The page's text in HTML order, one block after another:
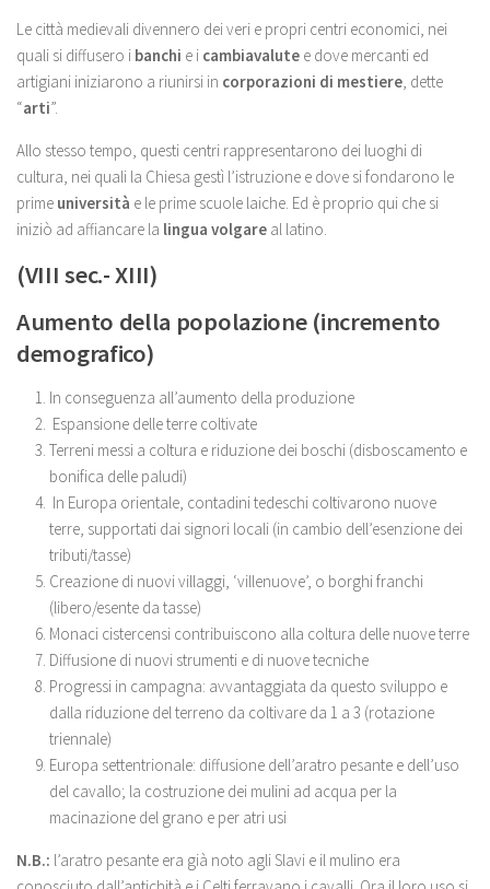
Le città medievali divennero dei veri e propri centri economici, nei
quali si diffusero i banchi e i cambiavalute e dove mercanti ed
artigiani iniziarono a riunirsi in corporazioni di mestiere , dette
“arti”.
Allo stesso tempo, questi centri rappresentarono dei luoghi di
cultura, nei quali la Chiesa gestì l’istruzione e dove si fondarono le
prime università e le prime scuole laiche. Ed è proprio qui che si
iniziò ad affiancare la lingua volgare al latino.
(VIII sec.- XIII)
Aumento della popolazione (incremento
demografico)
In conseguenza all’aumento della produzione
Espansione delle terre coltivate
Terreni messi a coltura e riduzione dei boschi (disboscamento e
bonifica delle paludi)
In Europa orientale, contadini tedeschi coltivarono nuove
terre, supportati dai signori locali (in cambio dell’esenzione dei
tributi/tasse)
Creazione di nuovi villaggi, ‘villenuove’, o borghi franchi
(libero/esente da tasse)
Monaci cistercensi contribuiscono alla coltura delle nuove terre
Diffusione di nuovi strumenti e di nuove tecniche
Progressi in campagna: avvantaggiata da questo sviluppo e
dalla riduzione del terreno da coltivare da 1 a 3 (rotazione
triennale)
Europa settentrionale: diffusione dell’aratro pesante e dell’uso
del cavallo; la costruzione dei mulini ad acqua per la
macinazione del grano e per atri usi
N.B.: l’aratro pesante era già noto agli Slavi e il mulino era